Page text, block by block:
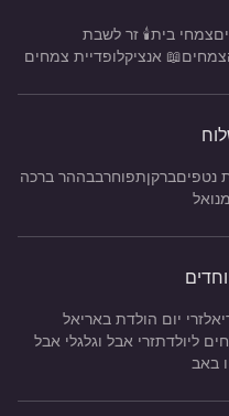
צמחי בית🕯️ זר לשבת
📖 אנציקלופדיית צמחים
נטפיםברקןתפוחרבבההר ברכה
זרי יום הולדת באריאל
ליולדתזרי אבל וגלגלי אבל
באב